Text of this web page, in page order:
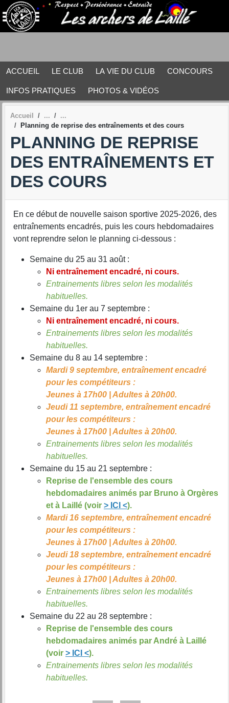
ACCUEIL LE CLUB LA VIE DU CLUB CONCOURS
INFOS PRATIQUES PHOTOS & VIDÉOS
Accueil
Planning de reprise des entraînements et des cours
PLANNING DE REPRISE
DES ENTRAÎNEMENTS ET
DES COURS
En ce début de nouvelle saison sportive 2025-2026, des
entraînements encadrés, puis les cours hebdomadaires
vont reprendre selon le planning ci-dessous :
Semaine du 25 au 31 août :
Ni entraînement encadré, ni cours.
Entrainements libres selon les modalités
habituelles.
Semaine du 1er au 7 septembre :
Ni entraînement encadré, ni cours.
Entrainements libres selon les modalités
habituelles.
Semaine du 8 au 14 septembre :
Mardi 9 septembre, entraînement encadré
pour les compétiteurs :
Jeunes à 17h00 | Adultes à 20h00.
Jeudi 11 septembre, entraînement encadré
pour les compétiteurs :
Jeunes à 17h00 | Adultes à 20h00.
Entrainements libres selon les modalités
habituelles.
Semaine du 15 au 21 septembre :
Reprise de l'ensemble des cours
hebdomadaires animés par Bruno à Orgères
et à Laillé (voir > ICI <).
Mardi 16 septembre, entraînement encadré
pour les compétiteurs :
Jeunes à 17h00 | Adultes à 20h00.
Jeudi 18 septembre, entraînement encadré
pour les compétiteurs :
Jeunes à 17h00 | Adultes à 20h00.
Entrainements libres selon les modalités
habituelles.
Semaine du 22 au 28 septembre :
Reprise de l'ensemble des cours
hebdomadaires animés par André à Laillé
(voir > ICI <).
Entrainements libres selon les modalités
habituelles.
Panneau de gestion des cookies